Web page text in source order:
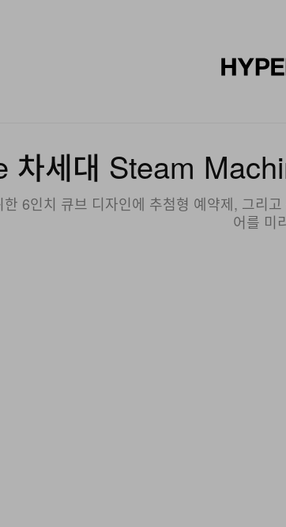
차세대 Steam
한 6인치 큐브 디자인에 추첨형 예약제, 그리
어를 미